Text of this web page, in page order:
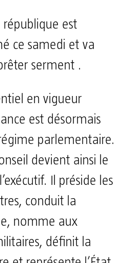
république est
ce samedi et va
serment .
en vigueur
est désormais
parlementaire.
devient ainsi le
Il préside les
conduit la
nomme aux
définit la